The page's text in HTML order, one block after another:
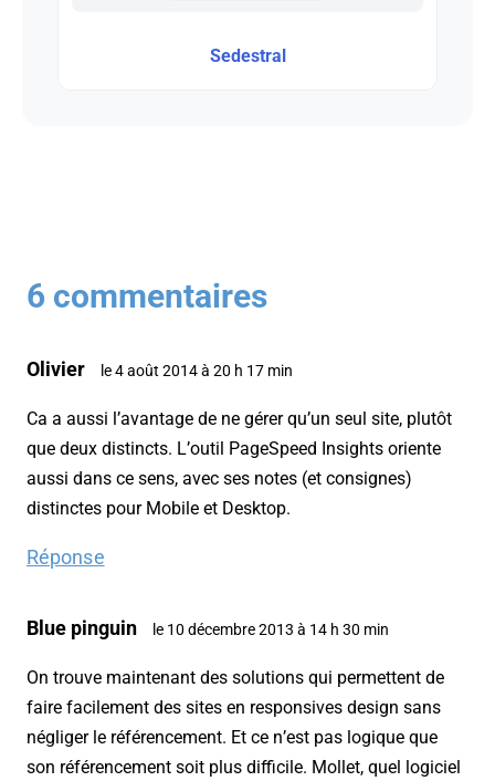
Sedestral
6 commentaires
Olivier le 4 août 2014 à 20 h 17 min
Ca a aussi l’avantage de ne gérer qu’un seul site, plutôt
que deux distincts. L’outil PageSpeed Insights oriente
aussi dans ce sens, avec ses notes (et consignes)
distinctes pour Mobile et Desktop.
Réponse
Blue pinguin le 10 décembre 2013 à 14 h 30 min
On trouve maintenant des solutions qui permettent de
faire facilement des sites en responsives design sans
négliger le référencement. Et ce n’est pas logique que
son référencement soit plus difficile. Mollet, quel logiciel